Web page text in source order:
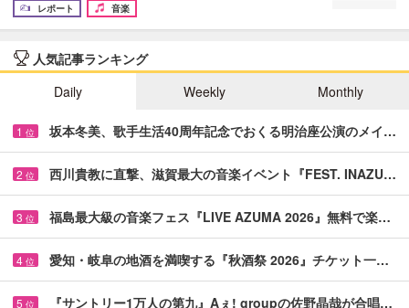
レポート
音楽
人気記事ランキング
Daily
Weekly Monthly
1 位 坂本冬美、歌手生活40周年記念でおくる明治座公演のメイ…
2 位 西川貴教に直撃、滋賀最大の音楽イベント『FEST. INAZU…
3 位 福島最大級の音楽フェス『LIVE AZUMA 2026』無料で楽…
4 位 愛知・岐阜の地酒を満喫する『秋酒祭 2026』チケット一…
5 位 『サントリー1万人の第九』Aぇ! groupの佐野晶哉が合唱…